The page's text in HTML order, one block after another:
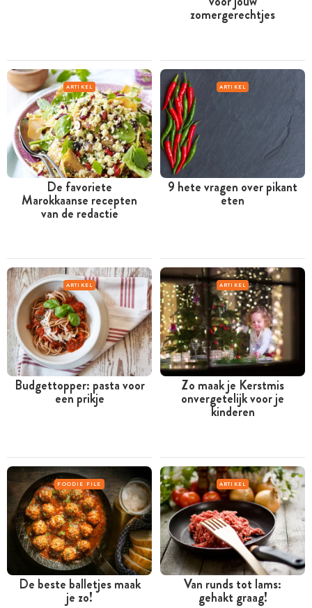
zomergerechtjes
ARTIKEL
De favoriete
Marokkaanse recepten
van de redactie
ARTIKEL
9 hete vragen over pikant
eten
ARTIKEL
Budgettopper: pasta voor
een prikje
ARTIKEL
Zo maak je Kerstmis
onvergetelijk voor je
kinderen
FOODIE FILE
De beste balletjes maak
je zo!
ARTIKEL
Van runds tot lams:
gehakt graag!